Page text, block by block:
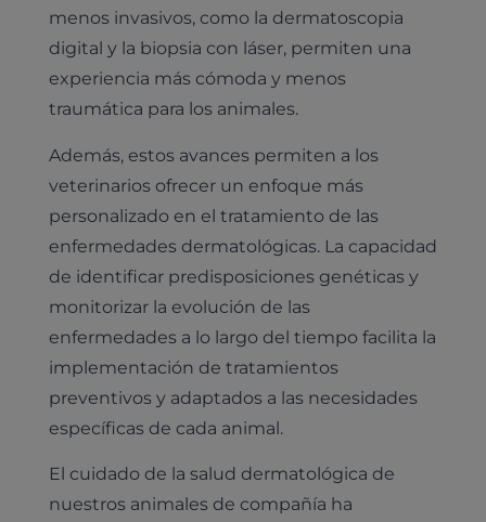
menos invasivos, como la dermatoscopia
digital y la biopsia con láser, permiten una
experiencia más cómoda y menos
traumática para los animales.
Además, estos avances permiten a los
veterinarios ofrecer un enfoque más
personalizado en el tratamiento de las
enfermedades dermatológicas. La capacidad
de identificar predisposiciones genéticas y
monitorizar la evolución de las
enfermedades a lo largo del tiempo facilita la
implementación de tratamientos
preventivos y adaptados a las necesidades
específicas de cada animal.
El cuidado de la salud dermatológica de
nuestros animales de compañía ha